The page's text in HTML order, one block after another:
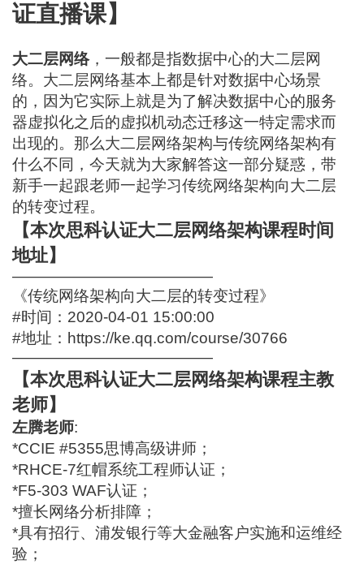
证直播课】
大二层网络，一般都是指数据中心的大二层网
络。大二层网络基本上都是针对数据中心场景
的，因为它实际上就是为了解决数据中心的服务
器虚拟化之后的虚拟机动态迁移这一特定需求而
出现的。那么大二层网络架构与传统网络架构有
什么不同，今天就为大家解答这一部分疑惑，带
新手一起跟老师一起学习传统网络架构向大二层
的转变过程。
【本次思科认证大二层网络架构课程时间
地址】
—————————————
《传统网络架构向大二层的转变过程》
#时间：2020-04-01 15:00:00
#地址： https://ke.qq.com/course/30766
—————————————
【本次思科认证大二层网络架构课程主教
老师】
左腾老师:
*CCIE #5355思博高级讲师；
*RHCE-7红帽系统工程师认证；
*F5-303 WAF认证；
*擅长网络分析排障；
*具有招行、浦发银行等大金融客户实施和运维经
验；